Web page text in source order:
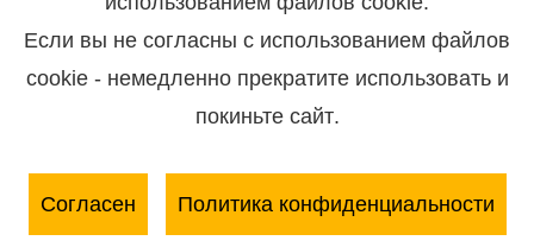
ПОПУЛЯРНЫЕ ПОИСКОВЫЕ ЗАПРОСЫ
блокировка ручки штанги
вал для скручивания жалюзи на пожарный автомобиль купить
какой профиль алюминиевый используется для радиатора в
Если вы не согласны с использованием файлов
cookie - немедленно прекратите использовать и
покиньте сайт.
Согласен Политика конфиденциальности